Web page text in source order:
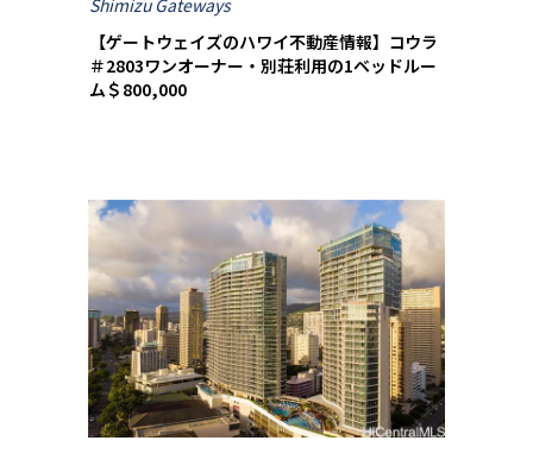
Shimizu Gateways
【ゲートウェイズのハワイ不動産情報】コウラ
＃2803ワンオーナー・別荘利用の1ベッドルー
ム＄800,000